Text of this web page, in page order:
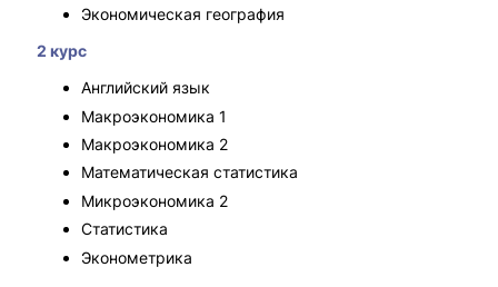
Экономическая география
2 курс
Английский язык
Макроэкономика 1
Макроэкономика 2
Математическая статистика
Микроэкономика 2
Статистика
Эконометрика